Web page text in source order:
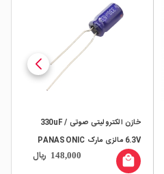
خازن الکترولیتی صوتی 330uF /
6.3V مالزی مارک PANASONIC
148,000 ریال local_mall